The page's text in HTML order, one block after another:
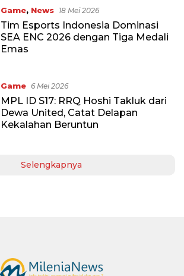
Game, News 18 Mei 2026
Tim Esports Indonesia Dominasi
SEA ENC 2026 dengan Tiga Medali
Emas
Game 6 Mei 2026
MPL ID S17: RRQ Hoshi Takluk dari
Dewa United, Catat Delapan
Kekalahan Beruntun
Selengkapnya